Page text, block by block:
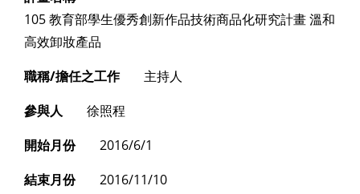
105 教育部學生優秀創新作品技術商品化研究計畫 溫和
高效卸妝產品
職稱/擔任之工作
主持人
參與人
徐照程
開始月份
2016/6/1
結束月份
2016/11/10